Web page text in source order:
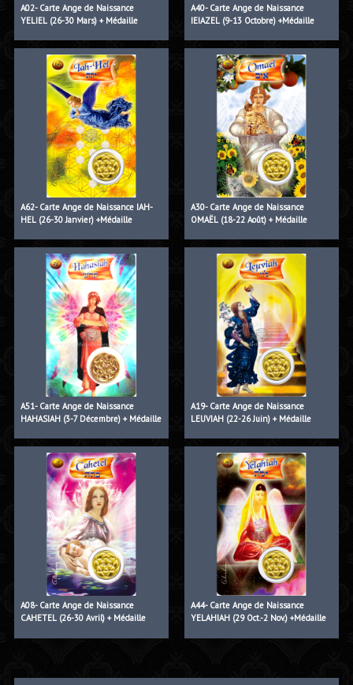
A02- Carte Ange de Naissance
YELIEL (26-30 Mars) + Médaille
A40- Carte Ange de Naissance
IEIAZEL (9-13 Octobre) +Médaille
A62- Carte Ange de Naissance IAH-
HEL (26-30 Janvier) +Médaille
A30- Carte Ange de Naissance
OMAËL (18-22 Août) + Médaille
A51- Carte Ange de Naissance
HAHASIAH (3-7 Décembre) + Médaille
A19- Carte Ange de Naissance
LEUVIAH (22-26 Juin) + Médaille
A08- Carte Ange de Naissance
CAHETEL (26-30 Avril) + Médaille
A44- Carte Ange de Naissance
YELAHIAH (29 Oct.-2 Nov.) +Médaille